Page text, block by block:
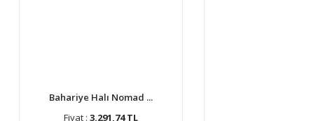
Bahariye Halı Nomad ...
Fiyat : 3.291,74 TL